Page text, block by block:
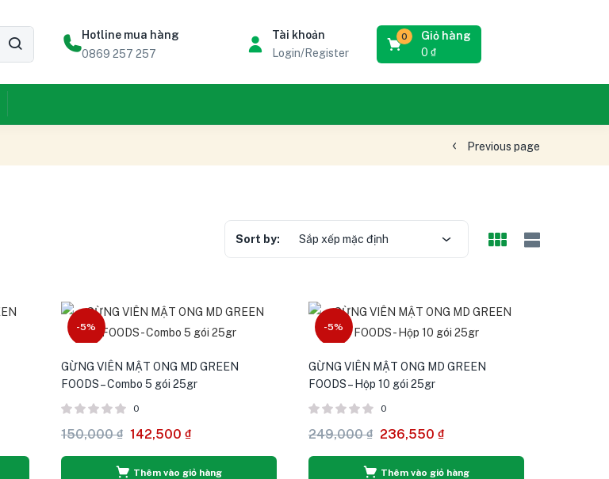
Hotline mua hàng
0869 257 257
Tài khoản
Login/Register
Giỏ hàng
0
0₫
Previous page
Sort by: Sắp xếp mặc định
-5%
GỪNG VIÊN MẬT ONG MD GREEN
FOODS – Combo 5 gói 25gr
0
150,000₫ 142,500 ₫
Thêm vào giỏ hàng
-5%
GỪNG VIÊN MẬT ONG MD GREEN
FOODS – Hộp 10 gói 25gr
0
249,000₫ 236,550 ₫
Thêm vào giỏ hàng